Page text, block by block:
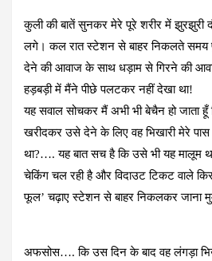
​कुली की बातें सुनकर मेरे पूरे शरीर में
लगे। कल रात स्टेशन से बाहर निकलते समय
देने की आवाज के साथ धड़ाम से गिरने की
हड़बड़ी में मैंने पीछे पलटकर नहीं देखा था!
​यह सवाल सोचकर मैं अभी भी बेचैन हो जाता
खरीदकर उसे देने के लिए वह भिखारी मेरे
था?…. यह बात सच है कि उसे भी यह मालूम
चेकिंग चल रही है और विदाउट टिकट वाले
फूल’ चढ़ाए स्टेशन से बाहर निकलकर जाना
​अफसोस…. कि उस दिन के बाद वह लंगड़ा